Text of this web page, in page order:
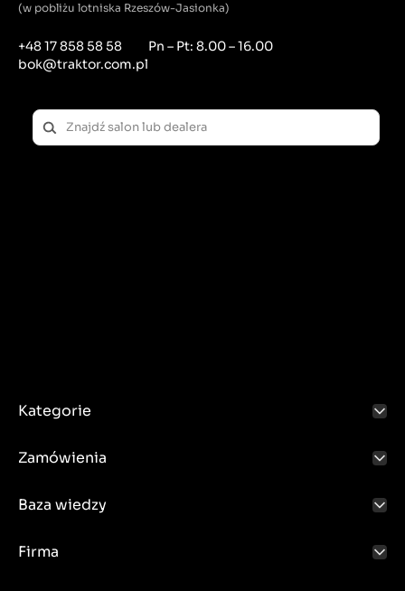
(w pobliżu lotniska Rzeszów-Jasionka)
+48 17 858 58 58
bok@traktor.com.pl
Pn – Pt: 8.00 – 16.00
Kategorie
Zamówienia
Baza wiedzy
Firma